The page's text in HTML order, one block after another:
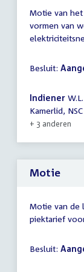
Motie van
vormen van
Besluit:
Indiener
Kamerlid, NSC
+ 3 anderen
Motie
Motie van de
piektarief
Besluit: